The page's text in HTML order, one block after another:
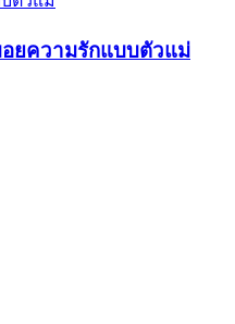
อยความรักแบบตัวแม่